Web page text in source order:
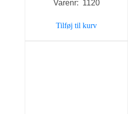
pris
49,00 kr..
Varenr: 1120
Tilføj til kurv